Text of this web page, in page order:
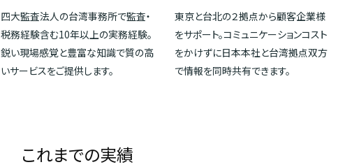
四大監査法人の台湾事務所で監査・
税務経験含む10年以上の実務経験。
鋭い現場感覚と豊富な知識で質の高
いサービスをご提供します。
東京と台北の２拠点から顧客企業様
をサポート。コミュニケーションコスト
をかけずに日本本社と台湾拠点双方
で情報を同時共有できます。
これまでの実績